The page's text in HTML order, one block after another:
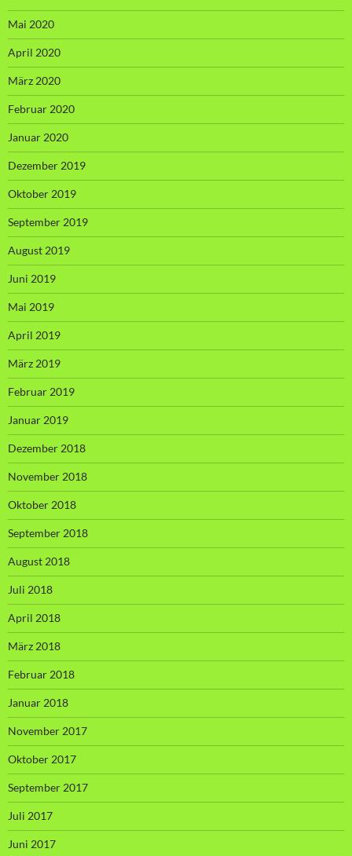
Mai 2020
April 2020
März 2020
Februar 2020
Januar 2020
Dezember 2019
Oktober 2019
September 2019
August 2019
Juni 2019
Mai 2019
April 2019
März 2019
Februar 2019
Januar 2019
Dezember 2018
November 2018
Oktober 2018
September 2018
August 2018
Juli 2018
April 2018
März 2018
Februar 2018
Januar 2018
November 2017
Oktober 2017
September 2017
Juli 2017
Juni 2017